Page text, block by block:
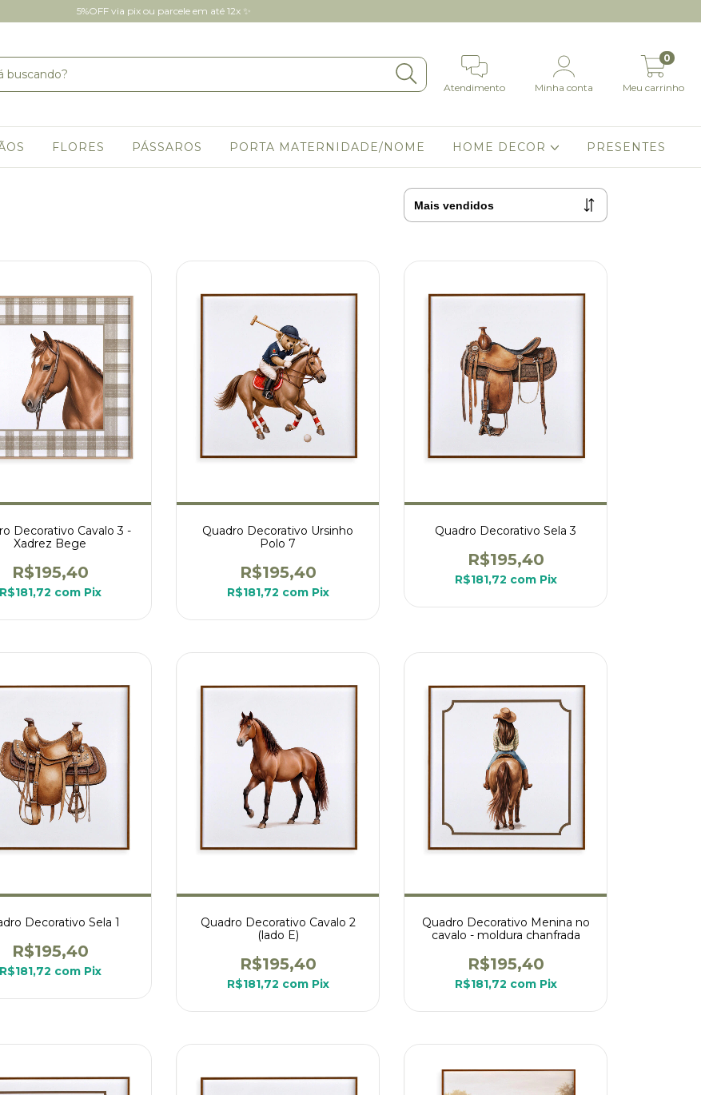
5%OFF via pix ou parcele em até 12x ✨
Atendimento Minha conta Meu carrinho
0
FLORES PÁSSAROS PORTA MATERNIDADE/NOME HOME DECOR PRESENTES
Decorativo Cavalo 3 -
Xadrez Bege
R$195,40
R$181,72 com Pix
Quadro Decorativo Ursinho
Polo 7
R$195,40
R$181,72 com Pix
Quadro Decorativo Sela 3
R$195,40
R$181,72 com Pix
Decorativo Sela 1
R$195,40
R$181,72 com Pix
Quadro Decorativo Cavalo 2
(lado E)
R$195,40
R$181,72 com Pix
Quadro Decorativo Menina no
cavalo - moldura chanfrada
R$195,40
R$181,72 com Pix